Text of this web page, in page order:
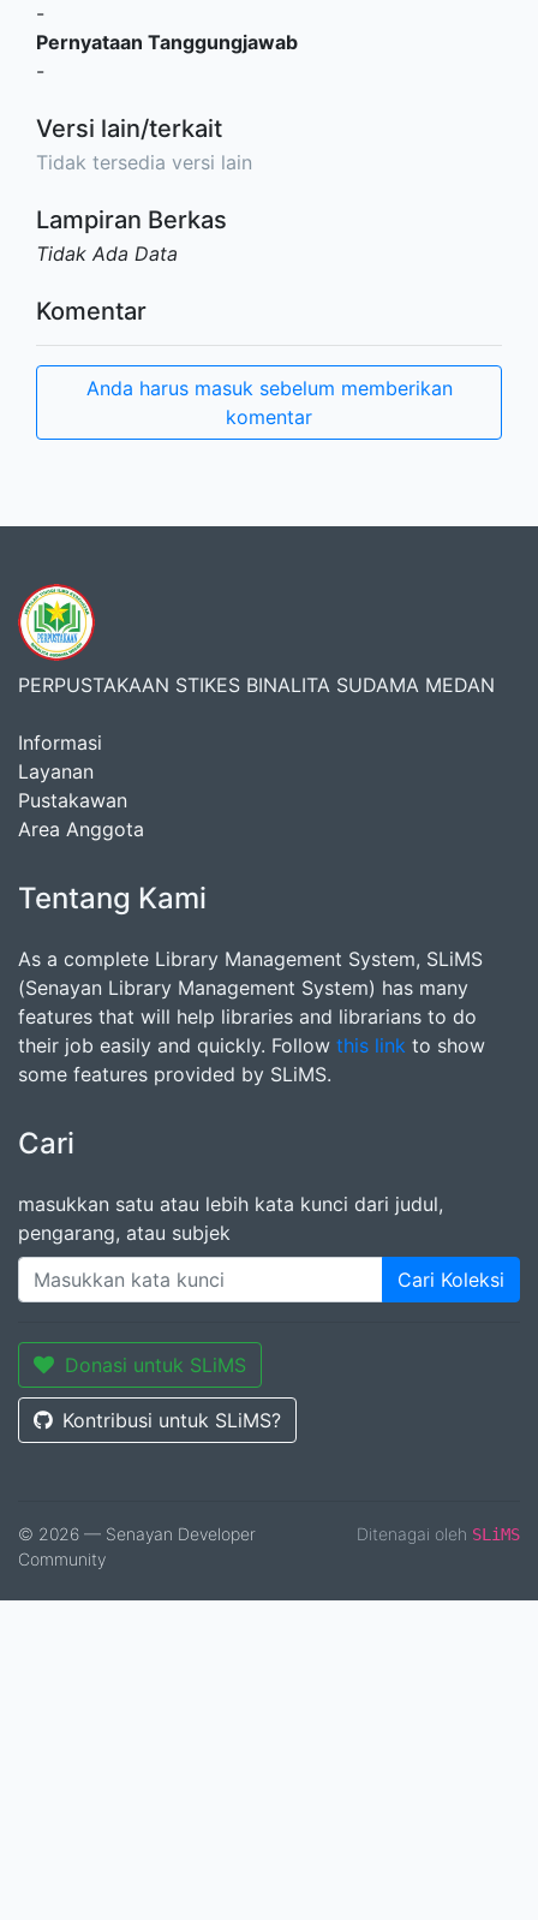
-
Pernyataan Tanggungjawab
-
Versi lain/terkait
Tidak tersedia versi lain
Lampiran Berkas
Tidak Ada Data
Komentar
Anda harus masuk sebelum memberikan
komentar
PERPUSTAKAAN STIKES BINALITA SUDAMA MEDAN
Informasi
Layanan
Pustakawan
Area Anggota
Tentang Kami
As a complete Library Management System, SLiMS
(Senayan Library Management System) has many
features that will help libraries and librarians to do
their job easily and quickly. Follow this link to show
some features provided by SLiMS.
Cari
masukkan satu atau lebih kata kunci dari judul,
pengarang, atau subjek
Cari Koleksi
Donasi untuk SLiMS
Kontribusi untuk SLiMS?
© 2026 — Senayan Developer
Community
Ditenagai oleh SLiMS